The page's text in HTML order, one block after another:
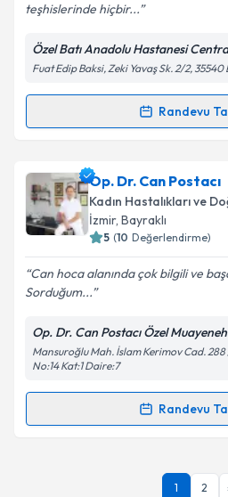
Kişisel verilerimin
Metni'ni okudum ve
kapsamda işlenmesini
teşhislerinde hiçbir...
Özel Batı Anadolu Hastanesi
Fuat Edip Baksi, Zeki Yavaş Sk. 2/2,
Randevu
Randevu Takvimi Talebi
Op. Dr. Berrin Korkutiçin
oluşturun. Size bu uzmandan
takvim hazırlandığında e-
Kişisel verilerimin
Metni'ni okudum ve
kapsamda işlenmesini
Takvim
Op. Dr. Can Postacı
Kadın Hastalıkları ve
İzmir, Bayraklı
5 (10 Değerlendirme)
Can hoca alanında çok bilgili ve
Sorduğum...
Op. Dr. Can Postacı Özel
Mansuroğlu Mah. İslam Kerimov Cad.
No:14 Kat:1 Daire:7
Randevu
Randevu Takvimi Talebi
Op. Dr. Can Postacıiçin
1 2